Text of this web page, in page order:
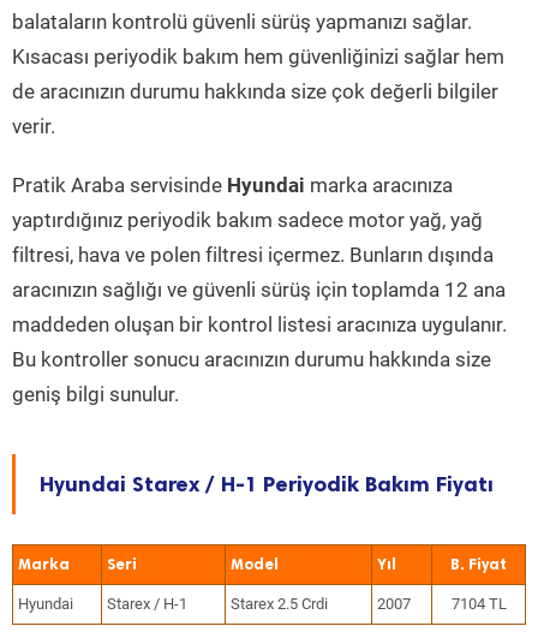
balataların kontrolü güvenli sürüş yapmanızı sağlar.
Kısacası periyodik bakım hem güvenliğinizi sağlar hem
de aracınızın durumu hakkında size çok değerli bilgiler
verir.
Pratik Araba servisinde Hyundai marka aracınıza
yaptırdığınız periyodik bakım sadece motor yağ, yağ
filtresi, hava ve polen filtresi içermez. Bunların dışında
aracınızın sağlığı ve güvenli sürüş için toplamda 12 ana
maddeden oluşan bir kontrol listesi aracınıza uygulanır.
Bu kontroller sonucu aracınızın durumu hakkında size
geniş bilgi sunulur.
Hyundai Starex / H-1 Periyodik Bakım Fiyatı
Marka Seri Model Yıl
Hyundai Starex / H-1 Starex 2.5 Crdi 2007 7104 TL